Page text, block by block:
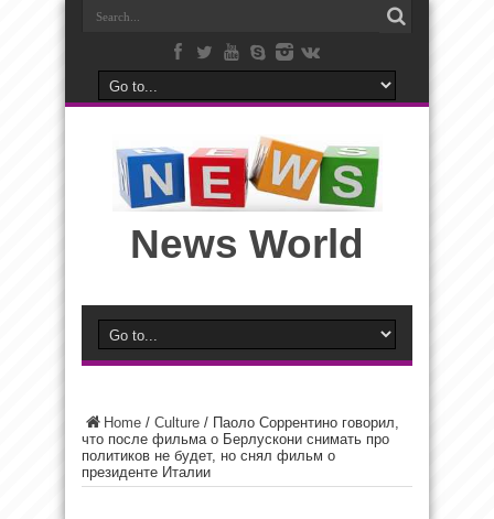
News World
Home / Culture / Паоло Соррентино говорил,
что после фильма о Берлускони снимать про
политиков не будет, но снял фильм о
президенте Италии